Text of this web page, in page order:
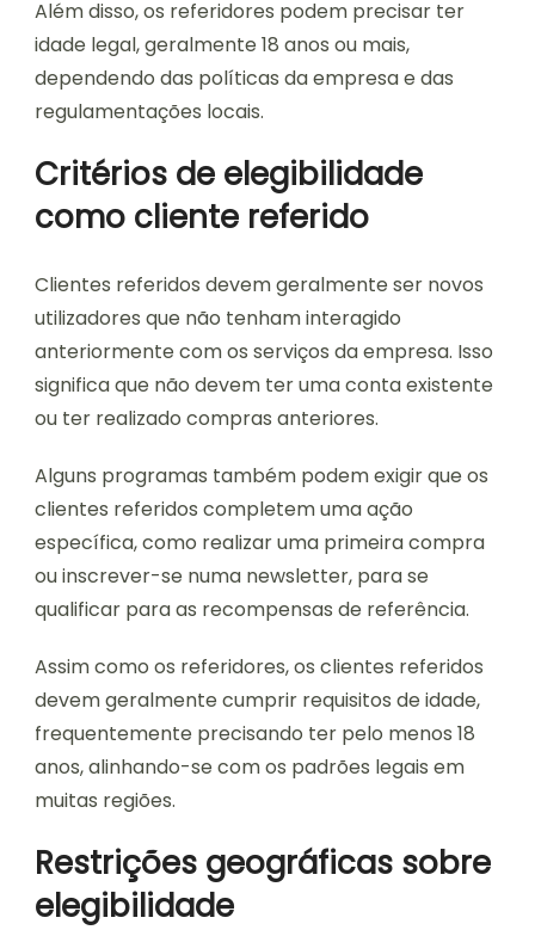
Além disso, os referidores podem precisar ter
idade legal, geralmente 18 anos ou mais,
dependendo das políticas da empresa e das
regulamentações locais.
Critérios de elegibilidade
como cliente referido
Clientes referidos devem geralmente ser novos
utilizadores que não tenham interagido
anteriormente com os serviços da empresa. Isso
significa que não devem ter uma conta existente
ou ter realizado compras anteriores.
Alguns programas também podem exigir que os
clientes referidos completem uma ação
específica, como realizar uma primeira compra
ou inscrever-se numa newsletter, para se
qualificar para as recompensas de referência.
Assim como os referidores, os clientes referidos
devem geralmente cumprir requisitos de idade,
frequentemente precisando ter pelo menos 18
anos, alinhando-se com os padrões legais em
muitas regiões.
Restrições geográficas sobre
elegibilidade